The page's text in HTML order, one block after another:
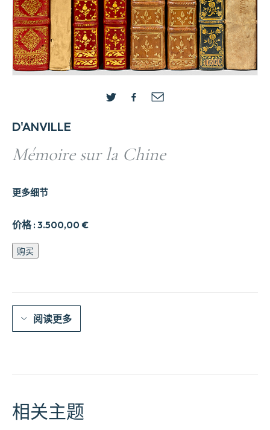
D'ANVILLE
Mémoire sur la Chine
价格 :3.500,00 €
更多细节
Me9moire
sur
量
购买
阅读更多
相关主题